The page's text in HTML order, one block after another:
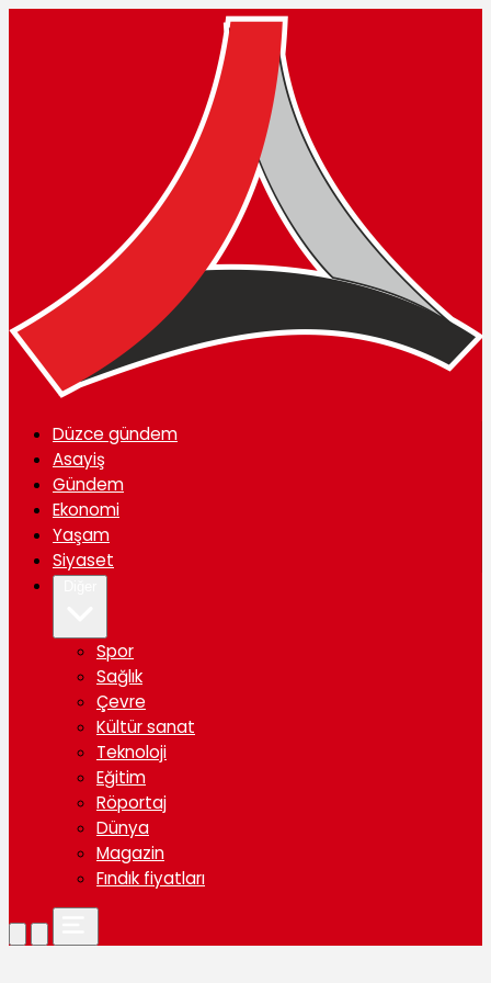
Düzce gündem
Asayiş
Gündem
Ekonomi
Yaşam
Siyaset
Spor
Sağlık
Çevre
Kültür sanat
Teknoloji
Eğitim
Röportaj
Dünya
Magazin
Fındık fiyatları